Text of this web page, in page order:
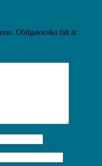
Obligatoriska fält är